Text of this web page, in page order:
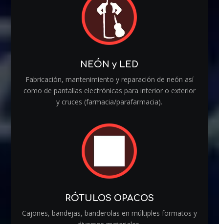
NEÓN y LED
Fabricación, mantenimiento y reparación de neón así
como de pantallas electrónicas para interior o exterior
y cruces (farmacia/parafarmacia).
RÓTULOS OPACOS
Cajones, bandejas, banderolas en múltiples formatos y